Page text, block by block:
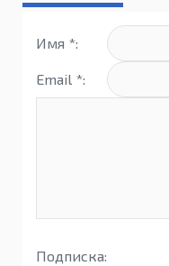
Имя *:
Email *:
Подписка: